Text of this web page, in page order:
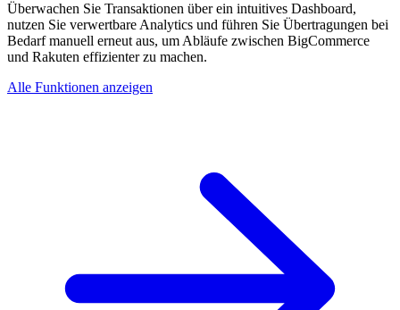
Überwachen Sie Transaktionen über ein intuitives Dashboard,
nutzen Sie verwertbare Analytics und führen Sie Übertragungen bei
Bedarf manuell erneut aus, um Abläufe zwischen BigCommerce
und Rakuten effizienter zu machen.
Alle Funktionen anzeigen